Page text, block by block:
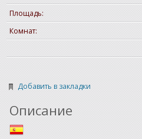
Площадь:
Комнат:
Добавить в закладки
Описание